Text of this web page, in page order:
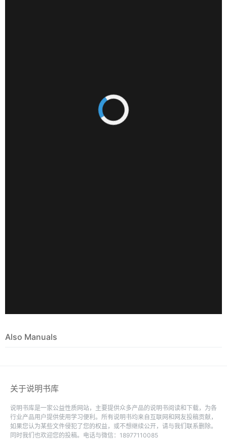
Also Manuals
关于说明书库
说明书库是一家公益性质网站，主要提供众多产品的说明书阅读和下载，为各
行业产品用户提供使用学习便利。所有说明书均来自互联网和网友投稿贡献，
如果您认为某些文件侵犯了您的权益，或不想继续公开，请与我们联系删除。
同时我们也欢迎您的投稿。电话与微信：18977110085